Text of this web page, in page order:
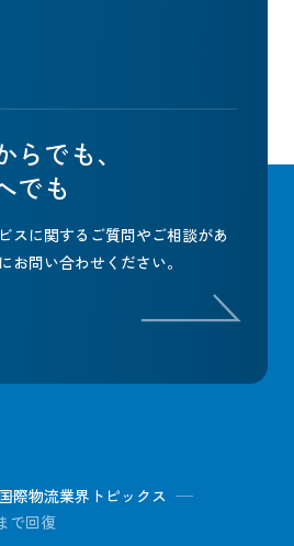
でも、
でも
スに関するご質問やご相談があ
お問い合わせください。
国際物流業界トピックス
で回復